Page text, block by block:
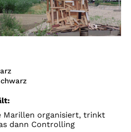
Marillen organisiert, trinkt
dann Controlling